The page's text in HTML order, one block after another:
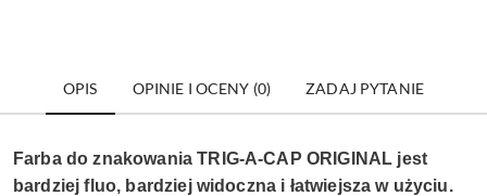
OPIS OPINIE I OCENY (0) ZADAJ PYTANIE
Farba do znakowania TRIG-A-CAP ORIGINAL jest
bardziej fluo, bardziej widoczna i łatwiejsza w użyciu.